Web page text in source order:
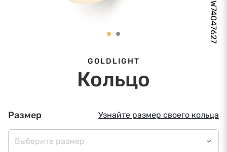
W74047627
GOLDLIGHT
Кольцо
Размер Узнайте размер своего кольца
Выберите размер